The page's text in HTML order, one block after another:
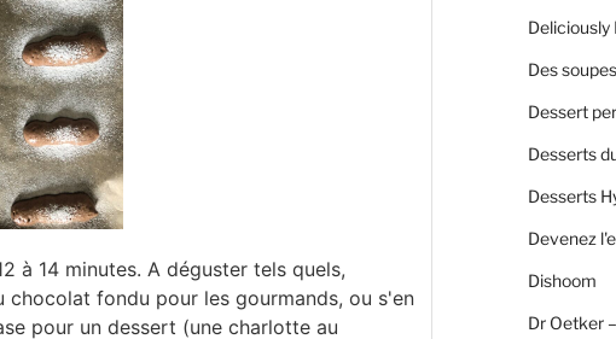
à 14 minutes. A déguster tels quels,
chocolat fondu pour les gourmands, ou s'en
pour un dessert (une charlotte au
Deliciously
Des
Dessert
Desserts
Desserts
Devenez
Dishoom
Dr Oetker